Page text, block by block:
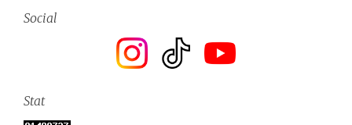
Social
Stat